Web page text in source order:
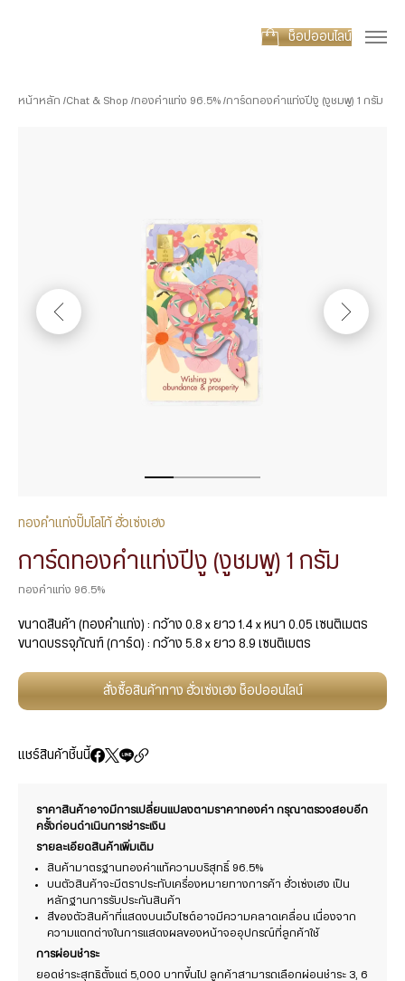
ช็อปออนไลน์
หน้าหลัก Chat & Shop ทองคำแท่ง 96.5% การ์ดทองคำแท่งปีงู (งูชมพู) 1 กรัม
ทองคำแท่งปั๊มโลโก้ ฮั่วเซ่งเฮง
การ์ดทองคำแท่งปีงู (งูชมพู) 1 กรัม
ทองคำแท่ง 96.5%
ขนาดสินค้า (ทองคำแท่ง) : กว้าง 0.8 x ยาว 1.4 x หนา 0.05 เซนติเมตร
ขนาดบรรจุภัณฑ์ (การ์ด) : กว้าง 5.8 x ยาว 8.9 เซนติเมตร
สั่งซื้อสินค้าทาง ฮั่วเซ่งเฮง ช็อปออนไลน์
แชร์สินค้าชิ้นนี้
ราคาสินค้าอาจมีการเปลี่ยนแปลงตามราคาทองคำ กรุณาตรวจสอบอีก
ครั้งก่อนดำเนินการชำระเงิน
รายละเอียดสินค้าเพิ่มเติม
สินค้ามาตรฐานทองคำแท้ความบริสุทธิ์ 96.5%
บนตัวสินค้าจะมีตราประทับเครื่องหมายทางการค้า ฮั่วเซ่งเฮง เป็น
หลักฐานการรับประกันสินค้า
สีของตัวสินค้าที่แสดงบนเว็บไซต์อาจมีความคลาดเคลื่อน เนื่องจาก
ความแตกต่างในการแสดงผลของหน้าจออุปกรณ์ที่ลูกค้าใช้
การผ่อนชำระ
ยอดชำระสุทธิตั้งแต่ 5,000 บาทขึ้นไป ลูกค้าสามารถเลือกผ่อนชำระ 3, 6